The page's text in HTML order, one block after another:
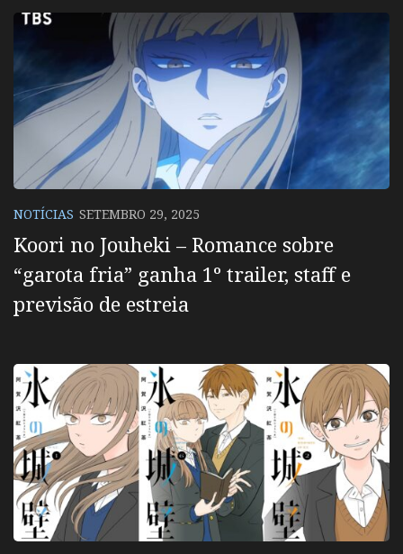
NOTÍCIAS SETEMBRO 29, 2025
Koori no Jouheki – Romance sobre
“garota fria” ganha 1º trailer, staff e
previsão de estreia